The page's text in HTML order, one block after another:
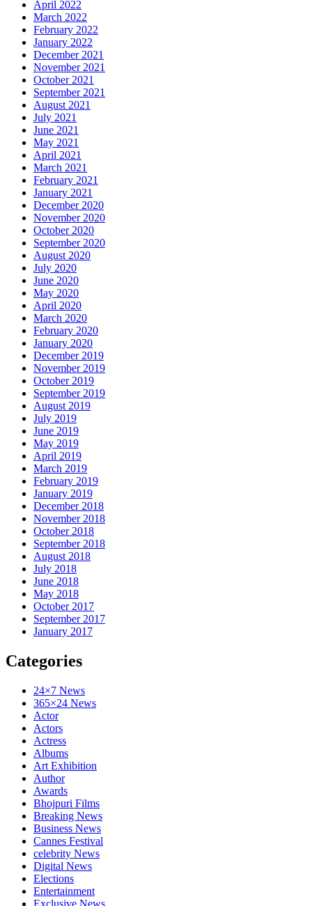
April 2022
March 2022
February 2022
January 2022
December 2021
November 2021
October 2021
September 2021
August 2021
July 2021
June 2021
May 2021
April 2021
March 2021
February 2021
January 2021
December 2020
November 2020
October 2020
September 2020
August 2020
July 2020
June 2020
May 2020
April 2020
March 2020
February 2020
January 2020
December 2019
November 2019
October 2019
September 2019
August 2019
July 2019
June 2019
May 2019
April 2019
March 2019
February 2019
January 2019
December 2018
November 2018
October 2018
September 2018
August 2018
July 2018
June 2018
May 2018
October 2017
September 2017
January 2017
Categories
24×7 News
365×24 News
Actor
Actors
Actress
Albums
Art Exhibition
Author
Awards
Bhojpuri Films
Breaking News
Business News
Cannes Festival
celebrity News
Digital News
Elections
Entertainment
Exclusive News